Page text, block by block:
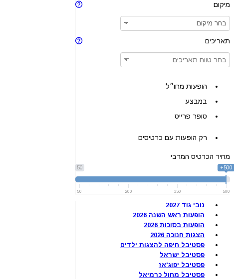
מיקום
תאריכים
הופעות מחו״ל
במבצע
סופר פרייס
רק הופעות עם כרטיסים
מחיר הכרטיס המרבי
50 500+
50 200 350 500
נובי גוד 2027
הופעות ראש השנה 2026
הופעות בסוכות 2026
הצגות חנוכה 2026
פסטיבל חיפה להצגות ילדים
פסטיבל ישראל
פסטיבל יפוג'אז
פסטיבל מחול כרמיאל